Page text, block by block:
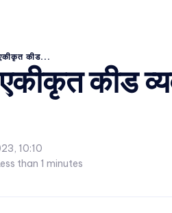
कीड...
कीड
10:10
than 1 minutes